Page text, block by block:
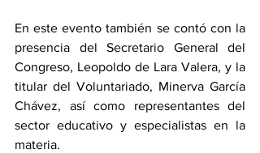
En este evento también se contó con la
presencia del Secretario General del
Congreso, Leopoldo de Lara Valera, y la
titular del Voluntariado, Minerva García
Chávez, así como representantes del
sector educativo y especialistas en la
materia.